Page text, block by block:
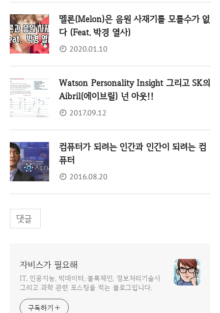
멜론(Melon)은 음원 사재기를 모를수가 없
다 (Feat. 박경 열사)
2020.01.10
Watson Personality Insight 그리고 SK의
Aibril(에이브릴) 넌 아웃!!
2017.09.12
컴퓨터가 되려는 인간과 인간이 되려는 컴
퓨터
2016.08.20
댓글
자비스가 필요해
IT, 인공지능, 빅데이터, 블록체인, 정보처리기술사
그리고 과학 관련 포스팅을 적는 블로그입니다.
구독하기